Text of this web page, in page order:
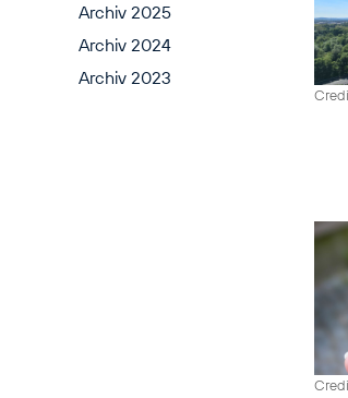
Archiv 2025
Archiv 2024
Archiv 2023